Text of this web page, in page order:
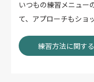
いつもの練習メニュー
て、アプローチもショ
練習方法に関す